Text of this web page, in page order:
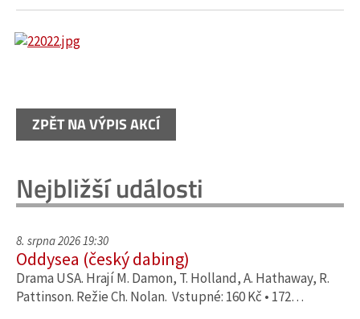
ZPĚT NA VÝPIS AKCÍ
Nejbližší události
8. srpna 2026 19:30
Oddysea (český dabing)
Drama USA. Hrají M. Damon, T. Holland, A. Hathaway, R.
Pattinson. Režie Ch. Nolan. Vstupné: 160 Kč • 172…